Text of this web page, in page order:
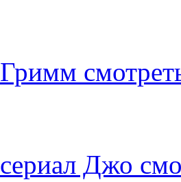
Гримм
сериал Джо